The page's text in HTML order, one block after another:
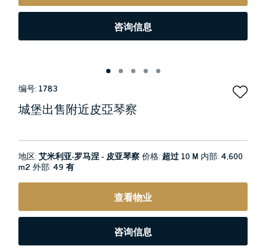
咨询信息
编号: 1783
城堡出售附近皮亞琴察
地区:艾米利亚-罗马涅 - 皮亚琴察价格: 超过 10 M 内部: 4,600
m2外部: 49 有
查看物业
咨询信息